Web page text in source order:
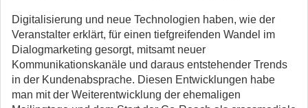
Digitalisierung und neue Technologien haben, wie der
Veranstalter erklärt, für einen tiefgreifenden Wandel im
Dialogmarketing gesorgt, mitsamt neuer
Kommunikationskanäle und daraus entstehender Trends
in der Kundenabsprache. Diesen Entwicklungen habe
man mit der Weiterentwicklung der ehemaligen